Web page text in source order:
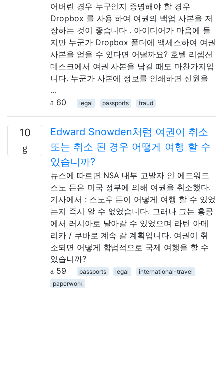
어버린 경우 누구인지 증명해야 할 경우
Dropbox 를 사용 하여 여권의 백업 사본을 저
장하는 것이 좋습니다 . 아이디어가 마음에 들
지만 누군가 Dropbox 폴더에 액세스하여 여권
사본을 얻을 수 있다면 어떨까요? 호텔 리셉션
데스크에서 여권 사본을 남길 때도 마찬가지입
니다. 누군가 사본에 정보를 인쇄하면 신원을
…
60
legal passports fraud
10
Edward Snowden처럼 여권이 취소
또는 취소 된 경우 어떻게 여행 할 수
있습니까?
뉴스에 따르면 NSA 내부 고발자 인 에드워드
스노 든은 미국 정부에 의해 여권을 취소했다.
기사에서 : 스노우 든이 어떻게 여행 할 수 있었
는지 즉시 알 수 없었습니다. 그러나 그는 홍콩
에서 러시아로 날아갈 수 있었으며 라틴 아메
리카 / 쿠바로 계속 갈 계획입니다. 여권이 취
소되면 어떻게 합법적으로 국제 여행을 할 수
있습니까?
59
passports legal
international-travel
paperwork